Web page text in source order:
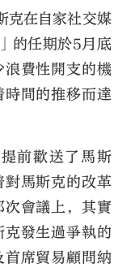
克在自家社交媒
的任期於5月底
費性開支的機
間的推移而達
前歡送了馬斯
馬斯克的改革
次會議上，其實
發生過爭執的
首席貿易顧問納